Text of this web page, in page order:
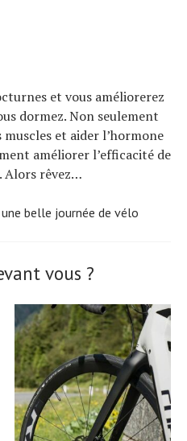
et vous améliorerez
dormez. Non seulement
et aider l’hormone
améliorer l’efficacité de
Alors rêvez…
belle journée de vélo
vous ?